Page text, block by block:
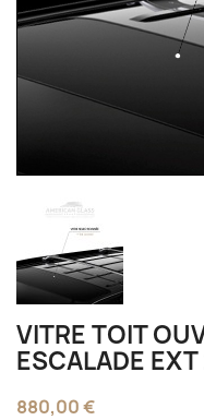
VITRE TOIT
ESCALADE
880,00 €